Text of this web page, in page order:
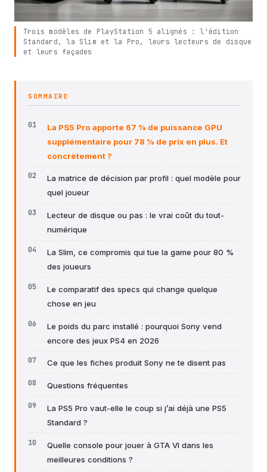
Trois modèles de PlayStation 5 alignés : l'édition
Standard, la Slim et la Pro, leurs lecteurs de disque
et leurs façades
SOMMAIRE
La PS5 Pro apporte 67 % de puissance GPU
supplémentaire pour 78 % de prix en plus. Et
concrètement ?
La matrice de décision par profil : quel modèle pour
quel joueur
Lecteur de disque ou pas : le vrai coût du tout-
numérique
La Slim, ce compromis qui tue la game pour 80 %
des joueurs
Le comparatif des specs qui change quelque
chose en jeu
Le poids du parc installé : pourquoi Sony vend
encore des jeux PS4 en 2026
Ce que les fiches produit Sony ne te disent pas
Questions fréquentes
La PS5 Pro vaut-elle le coup si j’ai déjà une PS5
Standard ?
Quelle console pour jouer à GTA VI dans les
meilleures conditions ?